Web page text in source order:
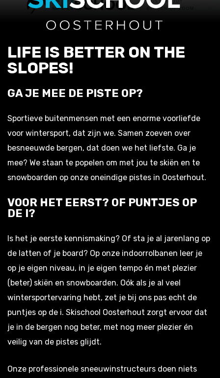
LIFE IS BETTER ON THE
SLOPES!
GA JE MEE DE PISTE OP?
Sportieve buitenmensen met een enorme voorliefde
voor wintersport, dat zijn we. Samen zoeven over
besneeuwde bergen, dat doen we het liefste. Ga je
mee? We staan te popelen om met jou te skiën en te
snowboarden op onze oneindige pistes in Oosterhout.
VOOR HET EERST? OF PUNTJES OP
DE I?
Is het je eerste kennismaking? Of sta je al jarenlang op
de latten of je board? Op onze indoorrolbanen leer je
op je eigen niveau, in je eigen tempo én met plezier
(beter) skiën en snowboarden. Oók als je al veel
wintersportervaring hebt, zet je bij ons pas echt de
puntjes op de i. Skischool Oosterhout zorgt ervoor dat
je in de bergen nog beter, met nog meer plezier én
veilig van de pistes glijdt.
Onze professionele sneeuwinstructeurs doen niets